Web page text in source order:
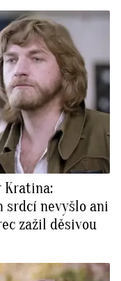
Kratina:
srdcí nevyšlo ani
zažil děsivou